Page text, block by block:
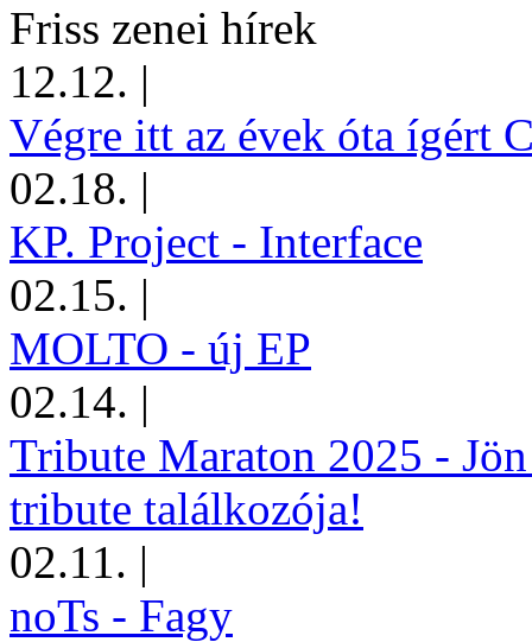
Friss zenei hírek
12.12. |
Végre itt az évek óta ígért
02.18. |
KP. Project - Interface
02.15. |
MOLTO - új EP
02.14. |
Tribute Maraton 2025 -
tribute találkozója!
02.11. |
noTs - Fagy